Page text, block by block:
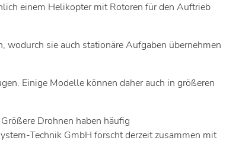
einem Helikopter mit Rotoren für den Auftrieb
wodurch sie auch stationäre Aufgaben übernehmen
Einige Modelle können daher auch in größeren
Drohnen haben häufig
Technik GmbH forscht derzeit zusammen mit